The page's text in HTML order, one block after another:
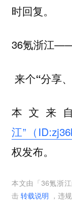
时回复。
36氪浙江
来个“分享
本文来
江”（
权发布。
本文由「36氪浙
击 转载说明 ，违